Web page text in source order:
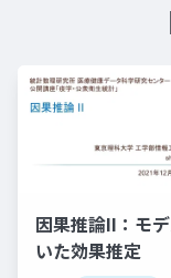
因果推論II：モ
いた効果推定